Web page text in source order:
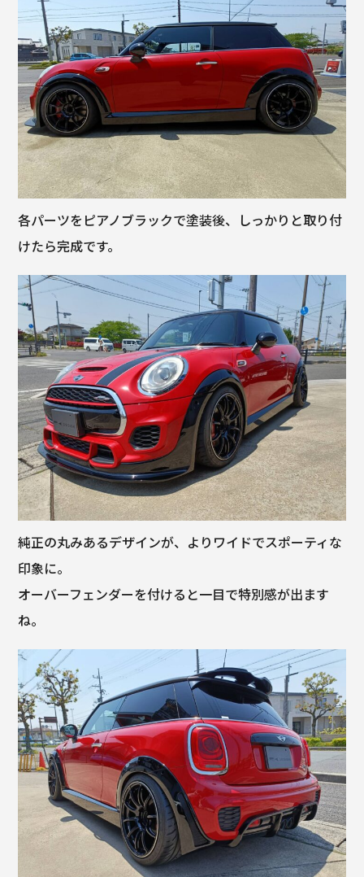
各パーツをピアノブラックで塗装後、しっかりと取り付
けたら完成です。
純正の丸みあるデザインが、よりワイドでスポーティな
印象に。
オーバーフェンダーを付けると一目で特別感が出ます
ね。